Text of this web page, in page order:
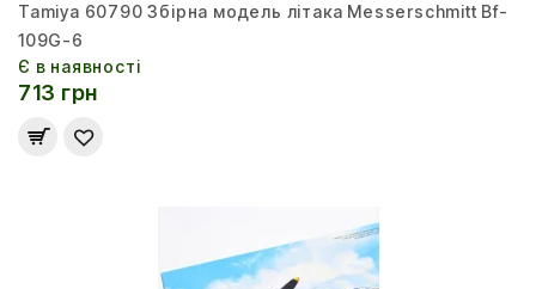
Tamiya 60790 Збірна модель літака Messerschmitt Bf-
109G-6
Є в наявності
713 грн